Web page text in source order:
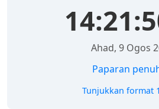
Ahad, 9 Ogos
Paparan
Tunjukkan format